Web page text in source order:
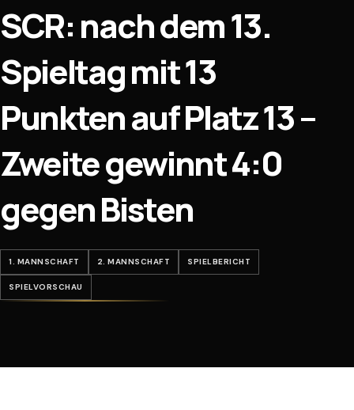
SCR: nach dem 13.
Spieltag mit 13
Punkten auf Platz 13 –
Zweite gewinnt 4:0
gegen Bisten
1. MANNSCHAFT 2. MANNSCHAFT SPIELBERICHT
SPIELVORSCHAU